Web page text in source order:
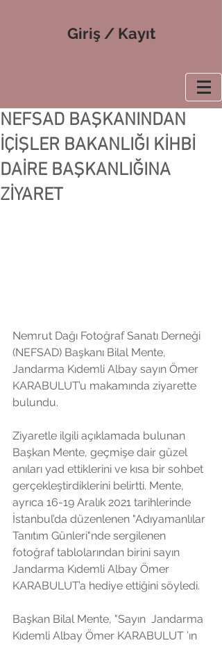
Giriş / Kayıt
NEFSAD BAŞKANINDAN
İÇİŞLER BAKANLIĞI KİHBİ
DAİRE BAŞKANLIĞINA
ZİYARET
Nemrut Dağı Fotoğraf Sanatı Derneği
(NEFSAD) Başkanı Bilal Mente,
Jandarma Kıdemli Albay sayın Ömer
KARABULUT’u makamında ziyarette
bulundu.
Ziyaretle ilgili açıklamada bulunan
Başkan Mente, geçmişe dair güzel
anıları yad ettiklerini ve kısa bir sohbet
gerçekleştirdiklerini belirtti. Mente,
ayrıca 16-19 Aralık 2021 tarihlerinde
İstanbul’da düzenlenen "Adıyamanlılar
Tanıtım Günleri"nde sergilenen
fotoğraf tablolarından birini sayın
Jandarma Kıdemli Albay Ömer
KARABULUT’a hediye ettiğini söyledi.
Başkan Bilal Mente, "Sayın  Jandarma
Kıdemli Albay Ömer KARABULUT ’ın